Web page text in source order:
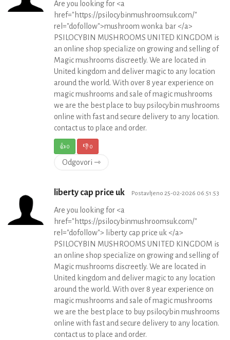
Are you looking for <a
href="https://psilocybinmushroomsuk.com/"
rel="dofollow">mushroom wonka bar </a>
PSILOCYBIN MUSHROOMS UNITED KINGDOM is
an online shop specialize on growing and selling of
Magic mushrooms discreetly. We are located in
United kingdom and deliver magic to any location
around the world. With over 8 year experience on
magic mushrooms and sale of magic mushrooms
we are the best place to buy psilocybin mushrooms
online with fast and secure delivery to any location.
contact us to place and order.
👍0 👎0
Odgovori ⇾
liberty cap price uk Postavljeno 25-02-2026 06:51:53
Are you looking for <a
href="https://psilocybinmushroomsuk.com/"
rel="dofollow"> liberty cap price uk </a>
PSILOCYBIN MUSHROOMS UNITED KINGDOM is
an online shop specialize on growing and selling of
Magic mushrooms discreetly. We are located in
United kingdom and deliver magic to any location
around the world. With over 8 year experience on
magic mushrooms and sale of magic mushrooms
we are the best place to buy psilocybin mushrooms
online with fast and secure delivery to any location.
contact us to place and order.